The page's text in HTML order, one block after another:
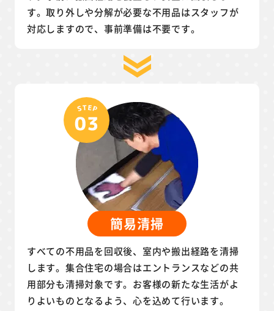
す。取り外しや分解が必要な不用品はスタッフが
対応しますので、事前準備は不要です。
簡易清掃
すべての不用品を回収後、室内や搬出経路を清掃
します。集合住宅の場合はエントランスなどの共
用部分も清掃対象です。お客様の新たな生活がよ
りよいものとなるよう、心を込めて行います。